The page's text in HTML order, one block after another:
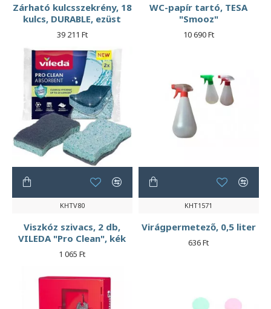
Zárható kulcsszekrény, 18
kulcs, DURABLE, ezüst
39 211 Ft
WC-papír tartó, TESA
"Smooz"
10 690 Ft
KHTV80
Viszkóz szivacs, 2 db,
VILEDA "Pro Clean", kék
1 065 Ft
KHT1571
Virágpermetező, 0,5 liter
636 Ft